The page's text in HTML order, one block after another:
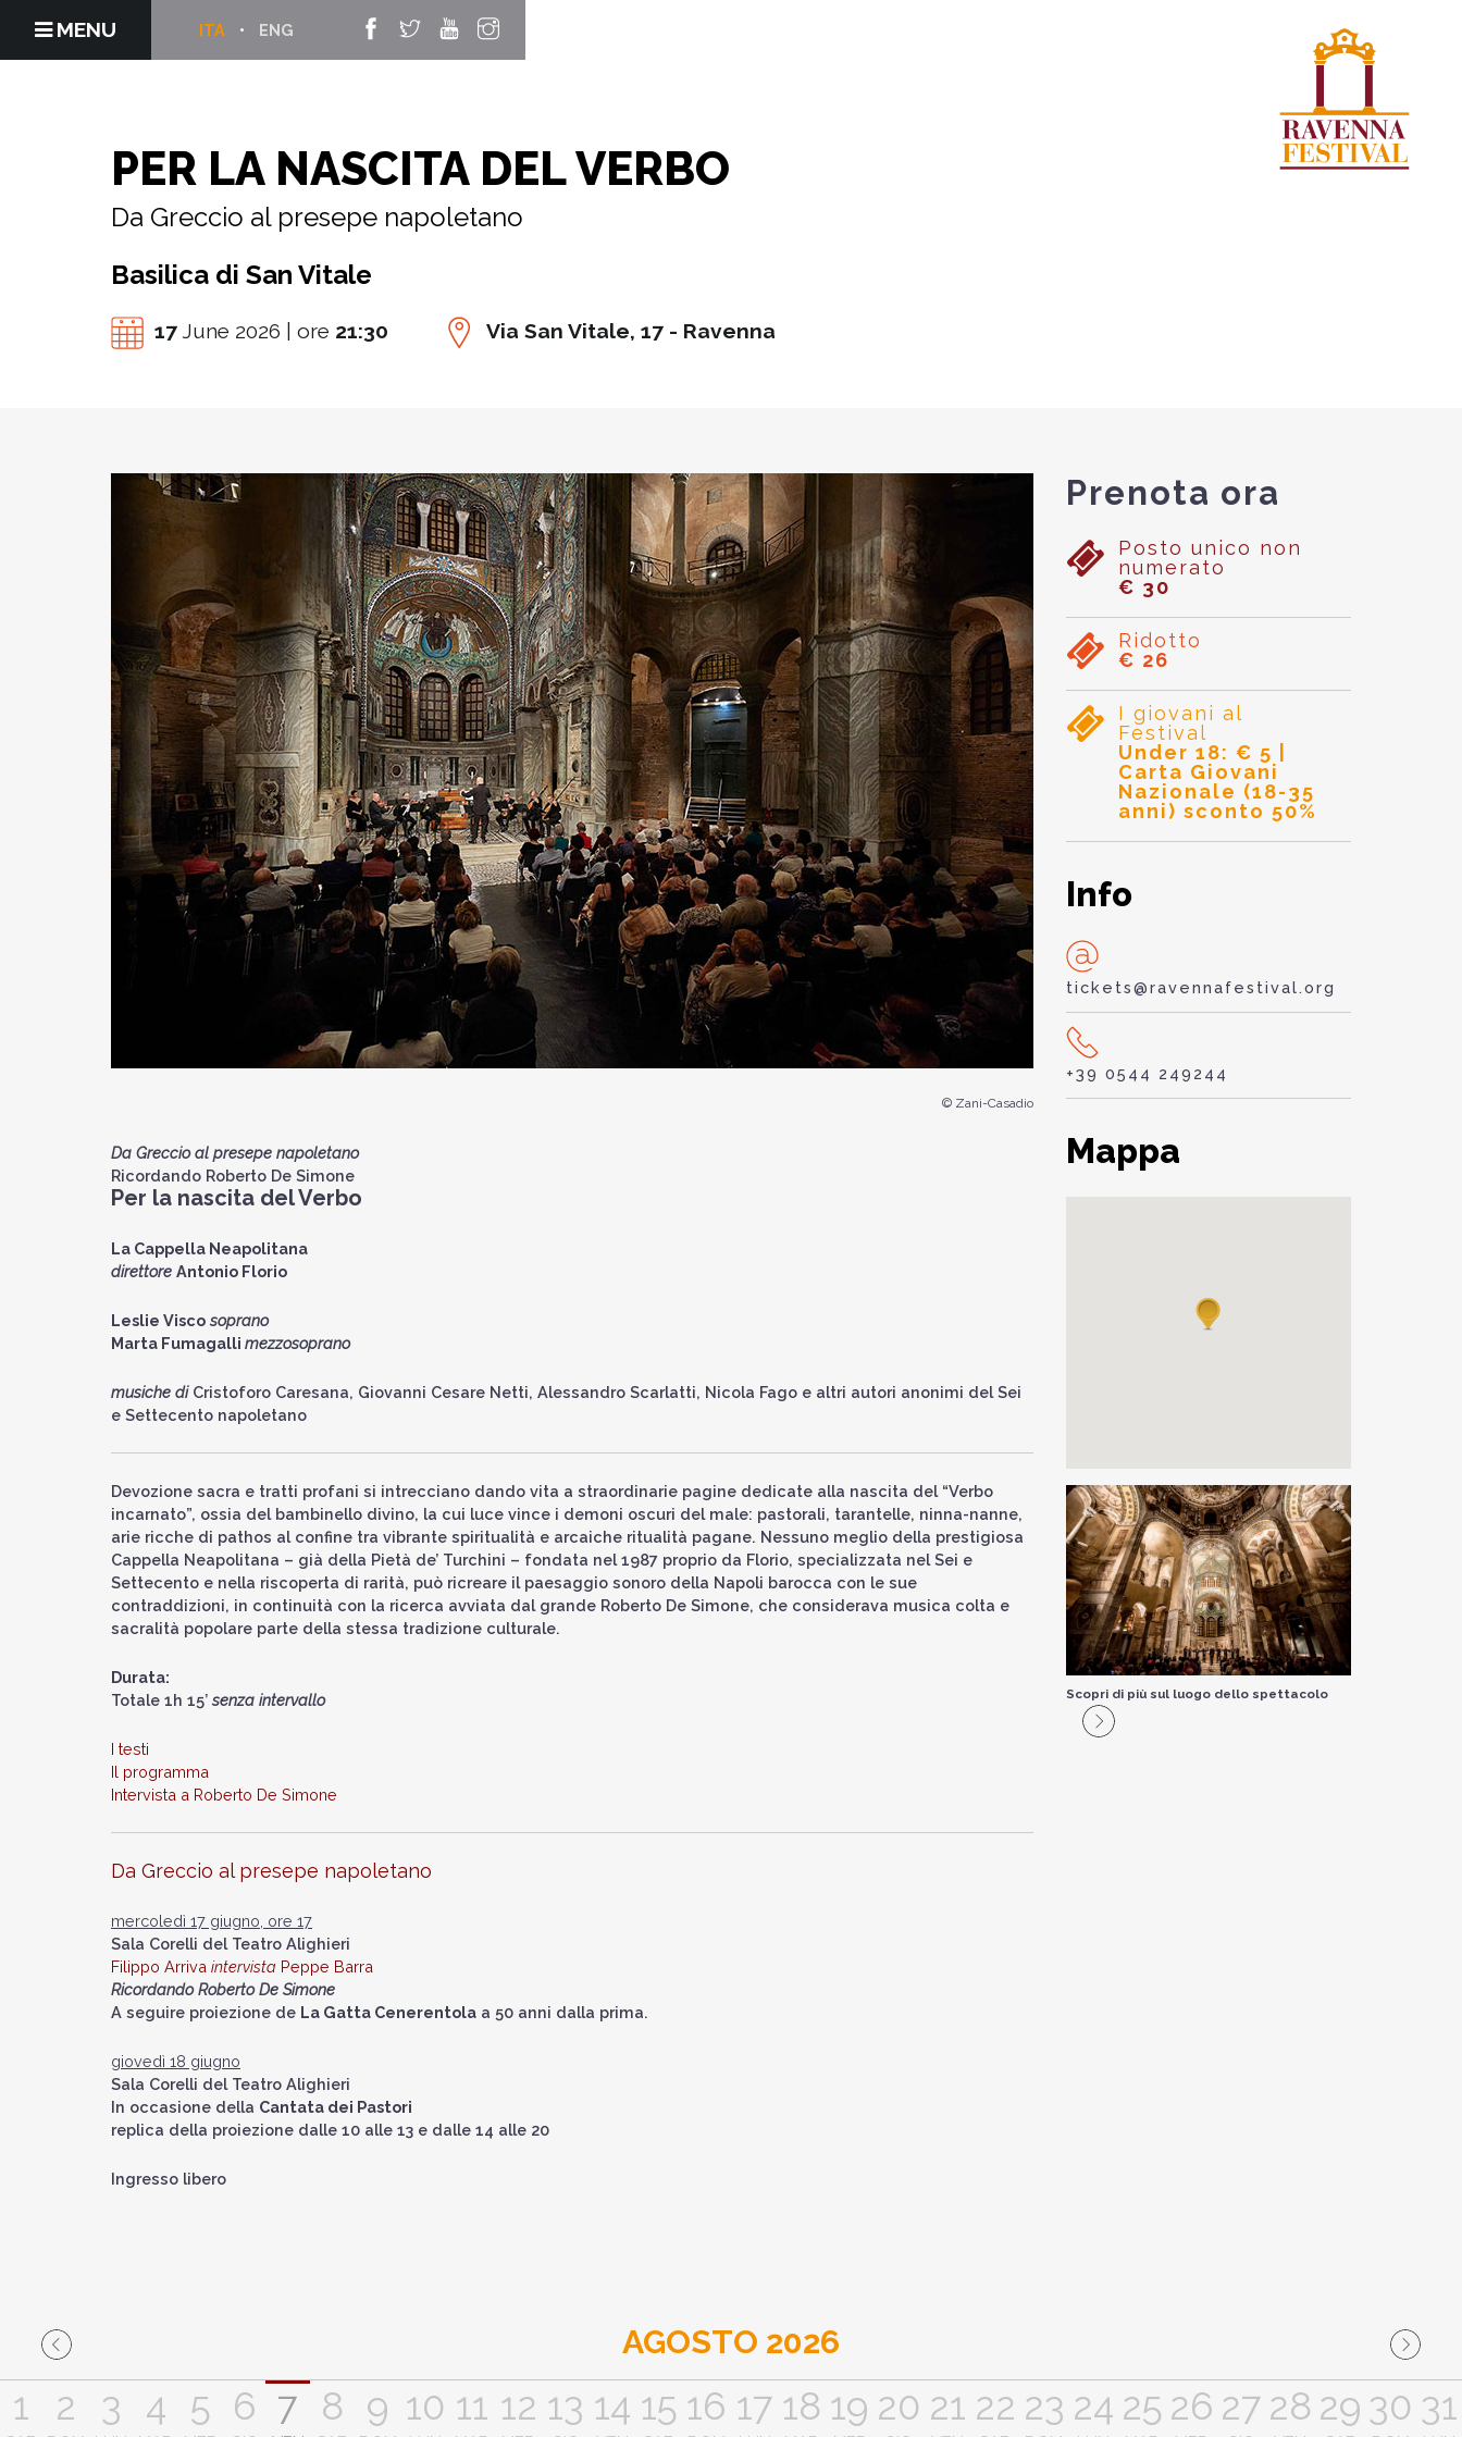
MENU ENG
ITA
PER LA NASCITA DEL VERBO
Da Greccio al presepe napoletano
Basilica di San Vitale
17 June 2026 | ore 21:30 Via San Vitale, 17 - Ravenna
© Zani-Casadio
Da Greccio al presepe napoletano
Ricordando Roberto De Simone
Per la nascita del Verbo
La Cappella Neapolitana
direttore Antonio Florio
Leslie Visco soprano
Marta Fumagalli mezzosoprano
musiche diCristoforo Caresana, Giovanni Cesare Netti, Alessandro Scarlatti, Nicola Fago e altri autori anonimi del Sei
e Settecento napoletano
Devozione sacra e tratti profani si intrecciano dando vita a straordinarie pagine dedicate alla nascita del “Verbo
incarnato”, ossia del bambinello divino, la cui luce vince i demoni oscuri del male: pastorali, tarantelle, ninna-nanne,
arie ricche di pathos al confine tra vibrante spiritualità e arcaiche ritualità pagane. Nessuno meglio della prestigiosa
Cappella Neapolitana – già della Pietà de’ Turchini – fondata nel 1987 proprio da Florio, specializzata nel Sei e
Settecento e nella riscoperta di rarità, può ricreare il paesaggio sonoro della Napoli barocca con le sue
contraddizioni, in continuità con la ricerca avviata dal grande Roberto De Simone, che considerava musica colta e
sacralità popolare parte della stessa tradizione culturale.
Durata:
Totale 1h 15’senza intervallo
I testi
Il programma
Intervista a Roberto De Simone
Da Greccio al presepe napoletano
mercoledì 17 giugno, ore 17
Sala Corelli del Teatro Alighieri
Filippo Arriva intervista Peppe Barra
Ricordando Roberto De Simone
A seguire proiezione de La Gatta Cenerentola a 50 anni dalla prima.
giovedì 18 giugno
Sala Corelli del Teatro Alighieri
In occasione della Cantata dei Pastori
replica della proiezione dalle 10 alle 13 e dalle 14 alle 20
Ingresso libero
Prenota ora
Posto unico non
numerato
€ 30
Ridotto
€ 26
I giovani al
Festival
Under 18: € 5 |
Carta Giovani
Nazionale (18-35
anni) sconto 50%
Info
tickets@ravennafestival.org
+39 0544 249244
Mappa
Scopri di più sul luogo dello spettacolo
AGOSTO 2026
1 2 3 4 5 6 7 8 9 10 11 12 13 14 15 16 17 18 19 20 21 22 23 24 25 26 27 28 29 30 31